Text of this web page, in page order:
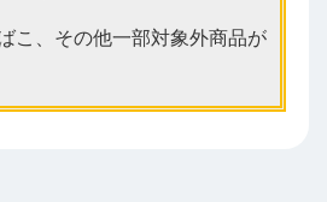
こ、その他一部対象外商品が